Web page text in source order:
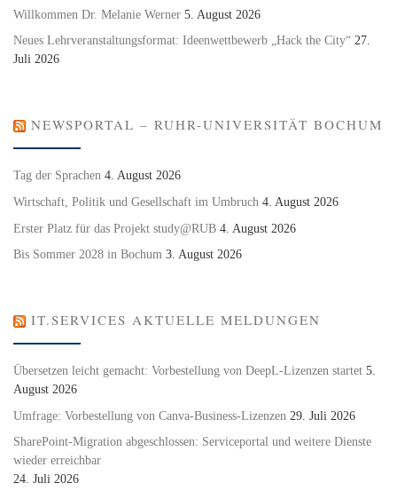
Willkommen Dr. Melanie Werner 5. August 2026
Neues Lehrveranstaltungsformat: Ideenwettbewerb „Hack the City“ 27.
Juli 2026
NEWSPORTAL – RUHR-UNIVERSITÄT BOCHUM
Tag der Sprachen 4. August 2026
Wirtschaft, Politik und Gesellschaft im Umbruch 4. August 2026
Erster Platz für das Projekt study@RUB 4. August 2026
Bis Sommer 2028 in Bochum 3. August 2026
IT.SERVICES AKTUELLE MELDUNGEN
Übersetzen leicht gemacht: Vorbestellung von DeepL-Lizenzen startet 5.
August 2026
Umfrage: Vorbestellung von Canva-Business-Lizenzen 29. Juli 2026
SharePoint-Migration abgeschlossen: Serviceportal und weitere Dienste
wieder erreichbar
24. Juli 2026